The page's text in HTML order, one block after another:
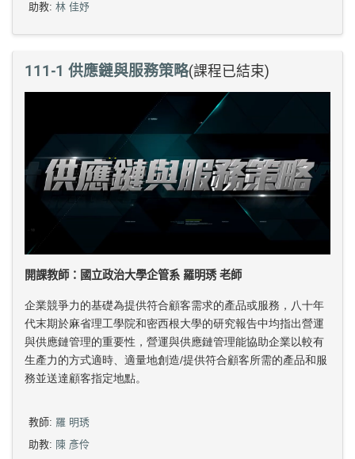
助教: 林 佳妤
111-1 供應鏈與服務策略(課程已結束)
開課教師：國立政治大學企管系 羅明琇 老師
企業競爭力的基礎為提供符合顧客需求的產品或服務，八十年
代末期於麻省理工學院和密西根大學的研究報告中均指出營運
與供應鏈管理的重要性，營運與供應鏈管理能協助企業以較有
生產力的方式適時、適量地創造/提供符合顧客所需的產品和服
務並送達顧客指定地點。
教師: 羅 明琇
助教: 陳 彥伶